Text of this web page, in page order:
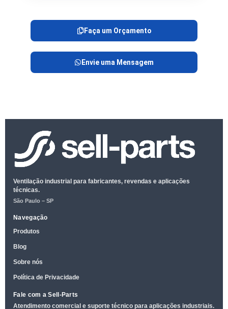
Faça um Orçamento
Envie uma Mensagem
Ventilação industrial para fabricantes, revendas e aplicações
técnicas.
São Paulo – SP
Navegação
Produtos
Blog
Sobre nós
Política de Privacidade
Fale com a Sell-Parts
Atendimento comercial e suporte técnico para aplicações industriais.